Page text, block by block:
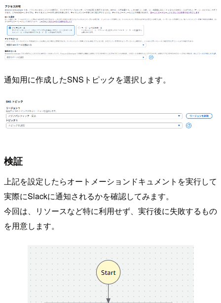
通知用に作成したSNSトピックを選択します。
検証
上記を設定したらオートメーションドキュメントを実行して
実際にSlackに通知されるかを確認してみます。
今回は、リソースなど特に利用せず、実行後に失敗するもの
を用意します。